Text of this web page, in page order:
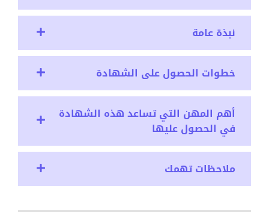
نبذة عامة
خطوات الحصول على الشهادة
أهم المهن التي تساعد هذه الشهادة
في الحصول عليها
ملاحظات تهمك